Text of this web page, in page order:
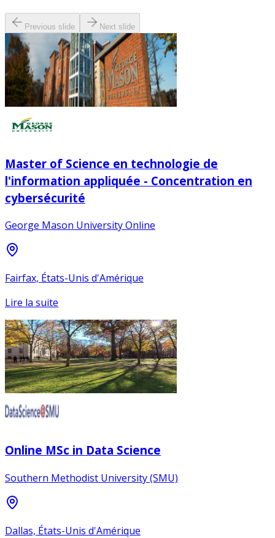
Previous slide Next slide
Master of Science en technologie de
l'information appliquée - Concentration en
cybersécurité
George Mason University Online
Fairfax, États-Unis d'Amérique
Lire la suite
Online MSc in Data Science
Southern Methodist University (SMU)
Dallas, États-Unis d'Amérique